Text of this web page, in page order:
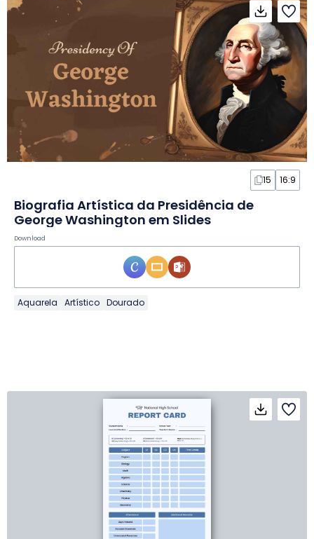
15 16:9
Biografia Artística da Presidência de
George Washington em Slides
Download
Aquarela Artístico Dourado